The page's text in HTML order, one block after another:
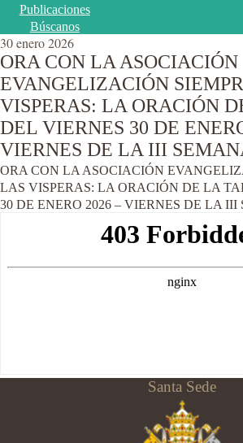
Publicaciones
Búscanos
30 enero 2026
ORA CON LA ASOCIACIÓN
EVANGELIZACIÓN
VISPERAS: LA ORACIÓN
DEL VIERNES 30 DE
VIERNES DE LA III
ORA CON LA ASOCIACIÓN
LAS VISPERAS: LA ORACIÓN DE LA
30 DE ENERO 2026 – VIERNES DE LA III
Santa Sede